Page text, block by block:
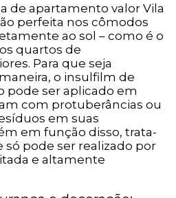
de apartamento valor Vila
perfeita nos cômodos
ao sol – como é o
quartos de
Para que seja
o insulfilm de
pode ser aplicado em
com protuberâncias ou
em suas
em função disso, trata-
só pode ser realizado por
e altamente